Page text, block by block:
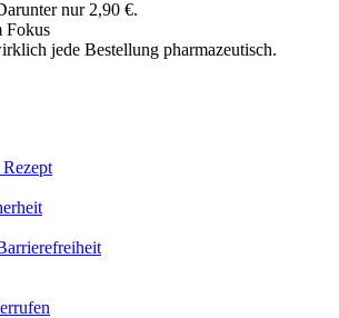
nur 2,90 €.
Fokus
jede Bestellung pharmazeutisch.